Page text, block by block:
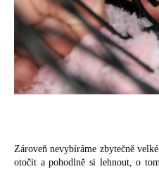
Zároveň nevybíráme zbytečně
otočit a pohodlně si lehnout, o